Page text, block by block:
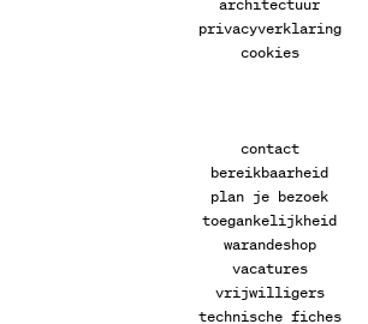
architectuur
privacyverklaring
cookies
contact
bereikbaarheid
plan je bezoek
toegankelijkheid
warandeshop
vacatures
vrijwilligers
technische fiches